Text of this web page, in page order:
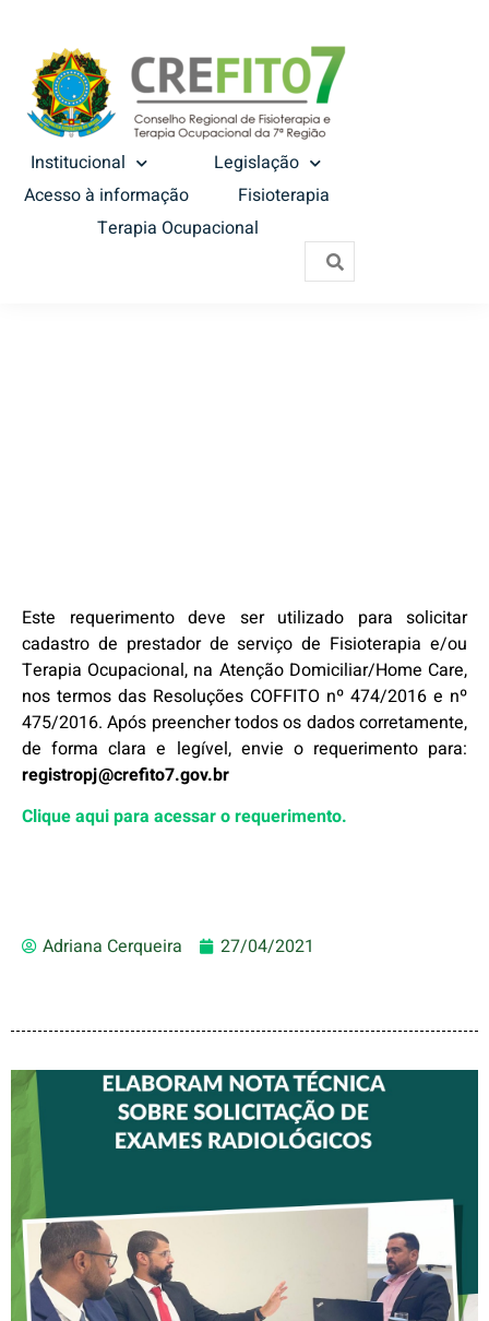
Institucional
Legislação
Acesso à informação
Fisioterapia
Terapia Ocupacional
Este requerimento deve ser utilizado para solicitar
cadastro de prestador de serviço de Fisioterapia e/ou
Terapia Ocupacional, na Atenção Domiciliar/Home Care,
nos termos das Resoluções COFFITO nº 474/2016 e nº
475/2016. Após preencher todos os dados corretamente,
de forma clara e legível, envie o requerimento para:
registropj@crefito7.gov.br
Clique aqui para acessar o requerimento.
Adriana Cerqueira 27/04/2021
INICIAM ELABORAÇÃO DE
NOTA TÉCNICA SOBRE
SOLICITAÇÃO DE EXAMES
RADIOLÓGICOS